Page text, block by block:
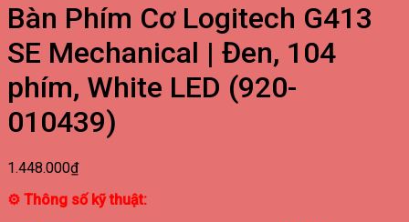
Bàn Phím Cơ Logitech G413
SE Mechanical | Đen, 104
phím, White LED (920-
010439)
1.448.000₫
⚙ Thông số kỹ thuật: